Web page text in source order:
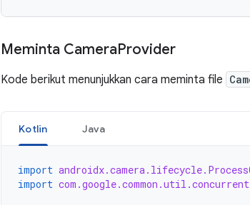
Meminta CameraProvider
Kode berikut menunjukkan cara meminta file
Kotlin Java
import
import